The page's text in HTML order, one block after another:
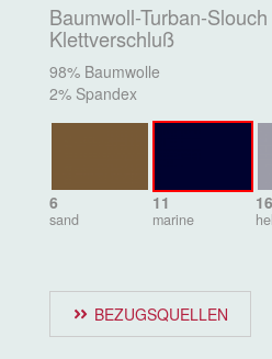
Baumwoll-Turban-
Klettverschluß
98% Baumwolle
2% Spandex
6
sand
11
marine
16
BEZUGSQUELLEN